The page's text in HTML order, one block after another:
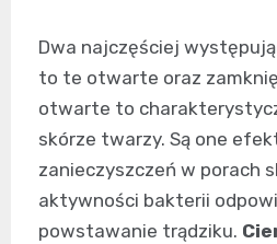
Dwa najczęściej
to te otwarte oraz
otwarte to
skórze twarzy. Są one
zanieczyszczeń w porach
aktywności bakterii
powstawanie trądziku.